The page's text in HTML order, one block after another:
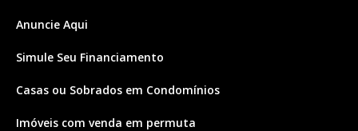
Anuncie Aqui
Simule Seu Financiamento
Casas ou Sobrados em Condomínios
Imóveis com venda em permuta